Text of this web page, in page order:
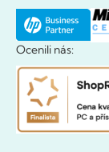
Ocenili nás: